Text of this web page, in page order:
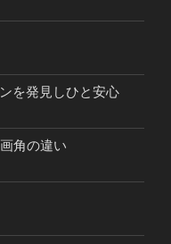
を発見しひと安心
角の違い